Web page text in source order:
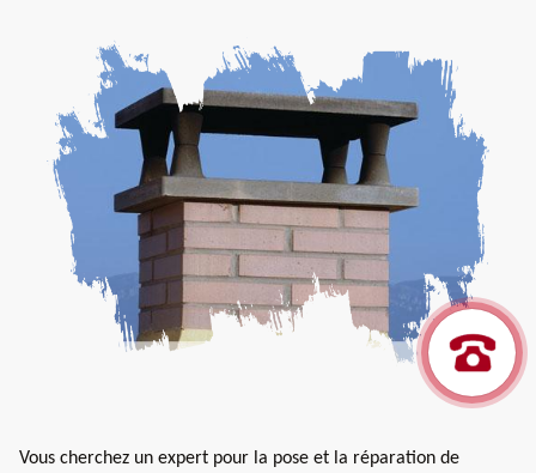
Vous cherchez un expert pour la pose et la réparation de